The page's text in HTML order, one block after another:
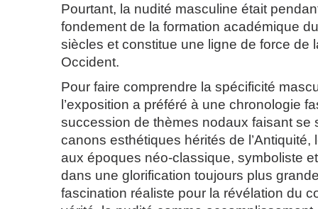
Pourtant, la nudité masculine était
fondement de la formation académique
siècles et constitue une ligne de force de
Occident.
Pour faire comprendre la spécificité
l’exposition a préféré à une chronologie
succession de thèmes nodaux faisant se
canons esthétiques hérités de l’Antiquité,
aux époques néo-classique, symboliste
dans une glorification toujours plus
fascination réaliste pour la révélation du